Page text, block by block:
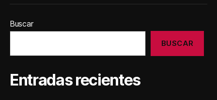
Buscar
BUSCAR
Entradas recientes